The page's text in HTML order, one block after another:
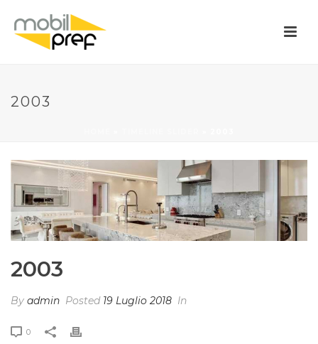
2003
2003
By admin Posted 19 Luglio 2018 In
0